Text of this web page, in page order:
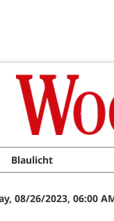
Blaulicht
08/26/2023, 06:00